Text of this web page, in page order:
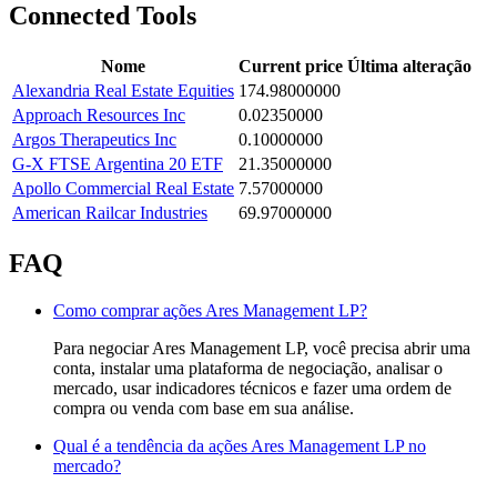
Connected Tools
Nome Current price Última alteração
Alexandria Real Estate Equities 174.98000000
Approach Resources Inc
0.02350000
Argos Therapeutics Inc
0.10000000
G-X FTSE Argentina 20 ETF
21.35000000
Apollo Commercial Real Estate 7.57000000
American Railcar Industries
69.97000000
FAQ
Como comprar ações Ares Management LP?
Para negociar Ares Management LP, você precisa abrir uma
conta, instalar uma plataforma de negociação, analisar o
mercado, usar indicadores técnicos e fazer uma ordem de
compra ou venda com base em sua análise.
Qual é a tendência da ações Ares Management LP no
mercado?